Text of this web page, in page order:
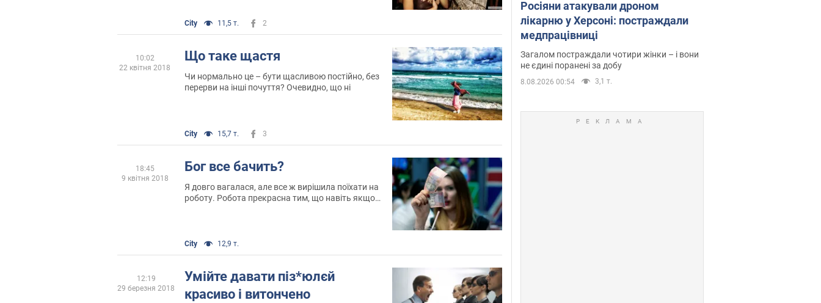
City 11,5 т. 2
Що таке щастя
Чи нормально це – бути щасливою постійно, без
перерви на інші почуття? Очевидно, що ні
City 15,7 т. 3
10:02
22 квітня 2018
Бог все бачить?
Я довго вагалася, але все ж вирішила поїхати на
роботу. Робота прекрасна тим, що навіть якщо
City 12,9 т.
18:45
9 квітня 2018
Умійте давати піз*юлєй
красиво і витончено
12:19
29 березня 2018
Росіяни атакували дроном
лікарню у Херсоні: постраждали
медпрацівниці
Загалом постраждали чотири жінки – і вони
не єдині поранені за добу
8.08.2026 00:54 3,1 т.